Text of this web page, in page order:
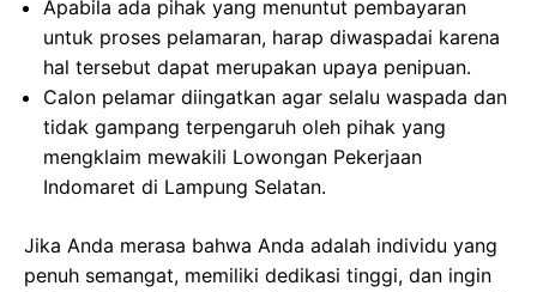
Apabila ada pihak yang menuntut pembayaran
untuk proses pelamaran, harap diwaspadai karena
hal tersebut dapat merupakan upaya penipuan.
Calon pelamar diingatkan agar selalu waspada dan
tidak gampang terpengaruh oleh pihak yang
mengklaim mewakili Lowongan Pekerjaan
Indomaret di Lampung Selatan.
Jika Anda merasa bahwa Anda adalah individu yang
penuh semangat, memiliki dedikasi tinggi, dan ingin